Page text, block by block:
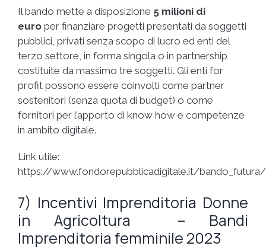
Il bando mette a disposizione 5 milioni di
euro per finanziare progetti presentati da soggetti
pubblici, privati senza scopo di lucro ed enti del
terzo settore, in forma singola o in partnership
costituite da massimo tre soggetti. Gli enti for
profit possono essere coinvolti come partner
sostenitori (senza quota di budget) o come
fornitori per l’apporto di know how e competenze
in ambito digitale.
Link utile:
https://www.fondorepubblicadigitale.it/bando_futura/
7) Incentivi Imprenditoria Donne
in Agricoltura – Bandi
Imprenditoria femminile 2023